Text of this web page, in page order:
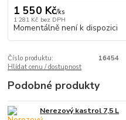
1 550 Kč/ks
1 281 Kč bez DPH
Momentálně není k dispozici
Číslo produktu:
16454
Hlídat cenu / dostupnost
Podobné produkty
Nerezový kastrol 7,5 L